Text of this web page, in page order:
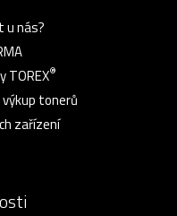
u nás?
TOREX®
výkup tonerů
zařízení